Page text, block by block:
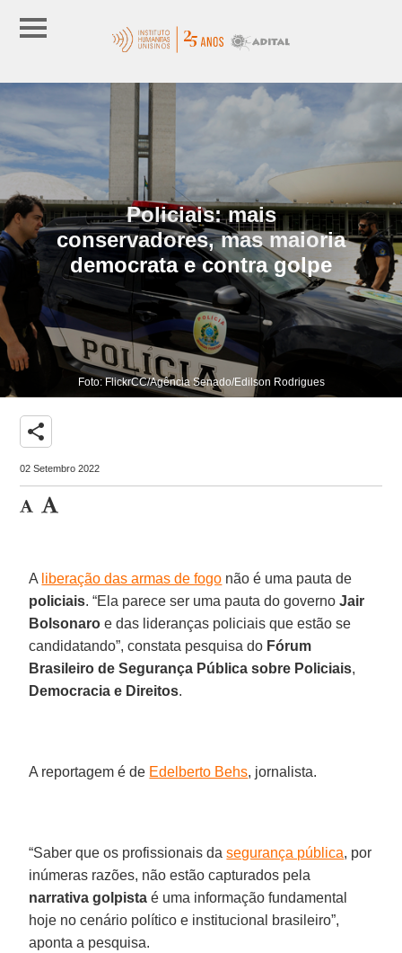
Policiais: mais
conservadores, mas maioria
democrata e contra golpe
Foto: FlickrCC/Agência Senado/Edilson Rodrigues
share
02 Setembro 2022
A liberação das armas de fogo não é uma pauta de
policiais. “Ela parece ser uma pauta do governoJair
Bolsonaro e das lideranças policiais que estão se
candidatando”, constata pesquisa do Fórum
Brasileiro de Segurança Pública sobre Policiais,
Democracia e Direitos.
A reportagem é de Edelberto Behs, jornalista.
“Saber que os profissionais dasegurança pública, por
inúmeras razões, não estão capturados pela
narrativa golpista é uma informação fundamental
hoje no cenário político e institucional brasileiro”,
aponta a pesquisa.